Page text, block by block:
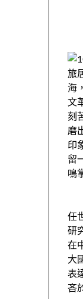
旅
海
文
刻
磨
印
留
鳴
任
研
在
大
表
吝